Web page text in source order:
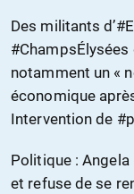
Des militants
notamment un «
économique
Intervention de
Politique :
et refuse de se